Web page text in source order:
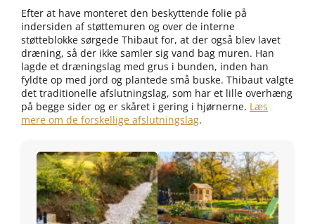
Efter at have monteret den beskyttende folie på
indersiden af støttemuren og over de interne
støtteblokke sørgede Thibaut for, at der også blev lavet
dræning, så der ikke samler sig vand bag muren. Han
lagde et dræningslag med grus i bunden, inden han
fyldte op med jord og plantede små buske. Thibaut valgte
det traditionelle afslutningslag, som har et lille overhæng
på begge sider og er skåret i gering i hjørnerne. Læs
mere om de forskellige afslutningslag.